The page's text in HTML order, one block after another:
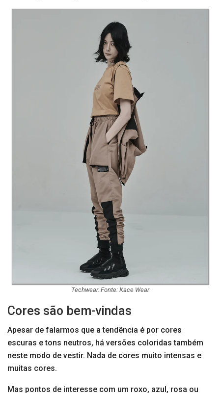
Techwear. Fonte: Kace Wear
Cores são bem-vindas
Apesar de falarmos que a tendência é por cores
escuras e tons neutros, há versões coloridas também
neste modo de vestir. Nada de cores muito intensas e
muitas cores.
Mas pontos de interesse com um roxo, azul, rosa ou